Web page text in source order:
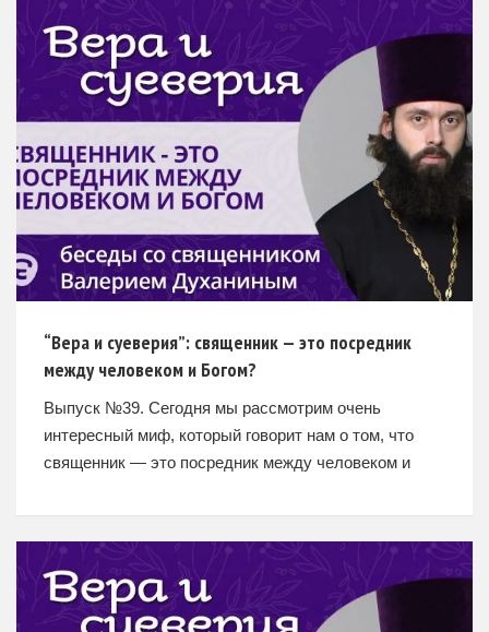
“Вера и суеверия”: cвященник — это посредник
между человеком и Богом?
Выпуск №39. Сегодня мы рассмотрим очень
интересный миф, который говорит нам о том, что
священник — это посредник между человеком и